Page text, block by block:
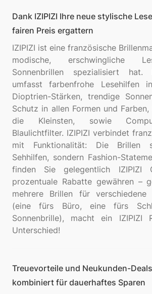
Dank IZIPIZI Ihre neue stylische
fairen Preis ergattern
IZIPIZI ist eine französische
modische, erschwingliche
Sonnenbrillen spezialisiert hat.
umfasst farbenfrohe Lesehilfen
Dioptrien-Stärken, trendige
Schutz in allen Formen und
die Kleinsten, sowie
Blaulichtfilter. IZIPIZI verbindet
mit Funktionalität: Die Brillen
Sehhilfen, sondern Fashion-
finden Sie gelegentlich IZIPIZI
prozentuale Rabatte gewähren –
mehrere Brillen für verschiedene
(eine fürs Büro, eine fürs
Sonnenbrille), macht ein IZIPIZI
Treuevorteile und Neukunden-
kombiniert für dauerhaftes Sparen